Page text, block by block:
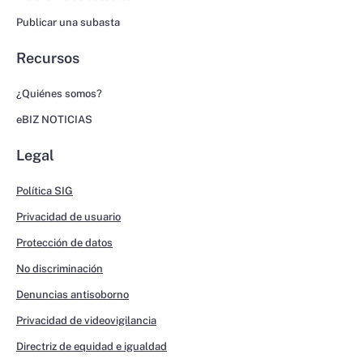
Publicar una subasta
Recursos
¿Quiénes somos?
eBIZ NOTICIAS
Legal
Política SIG
Privacidad de usuario
Protección de datos
No discriminación
Denuncias antisoborno
Privacidad de videovigilancia
Directriz de equidad e igualdad